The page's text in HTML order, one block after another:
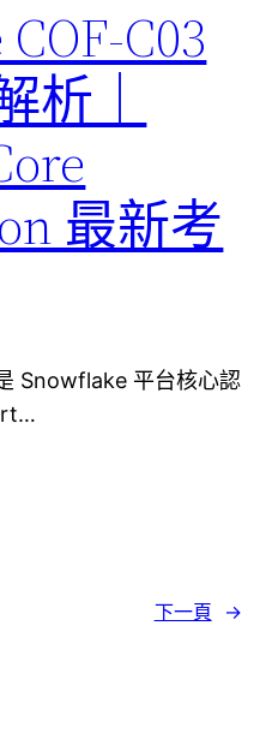
C03
｜
最新考
Snowflake 平台核心認
下一頁 →